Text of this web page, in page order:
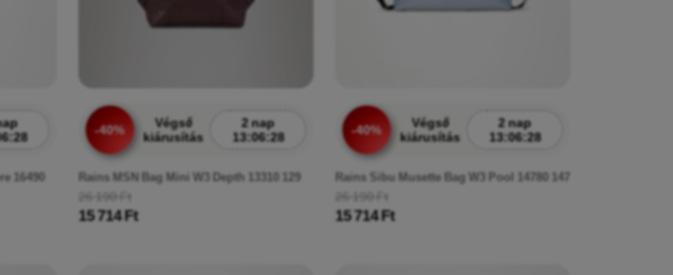
16490
-40%
Végső
kiárusítás
2 nap
13:06:26
Rains MSN Bag Mini W3 Depth 13310 129
26 190 Ft
15 714 Ft
-40%
Végső
kiárusítás
2 nap
13:06:26
Rains Sibu Musette Bag W3 Pool 14780 147
26 190 Ft
15 714 Ft